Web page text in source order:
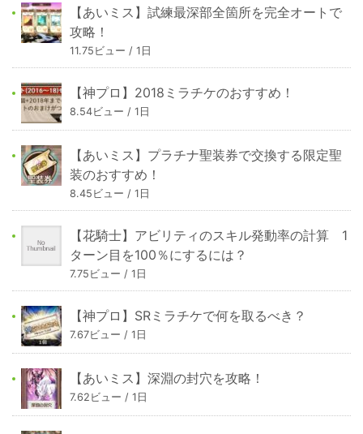
【あいミス】試練最深部全箇所を完全オートで
攻略！
11.75ビュー / 1日
【神プロ】2018ミラチケのおすすめ！
8.54ビュー / 1日
【あいミス】プラチナ聖装券で交換する限定聖
装のおすすめ！
8.45ビュー / 1日
【花騎士】アビリティのスキル発動率の計算 1
ターン目を100％にするには？
7.75ビュー / 1日
【神プロ】SRミラチケで何を取るべき？
7.67ビュー / 1日
【あいミス】深淵の封穴を攻略！
7.62ビュー / 1日